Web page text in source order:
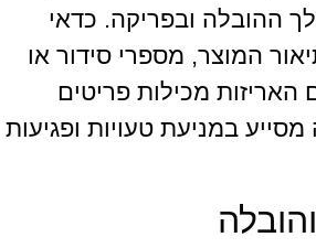
ההובלה ובפריקה. כדאי
המוצר, מספרי סידור או
האריזות מכילות פריטים
במניעת טעויות ופגיעות